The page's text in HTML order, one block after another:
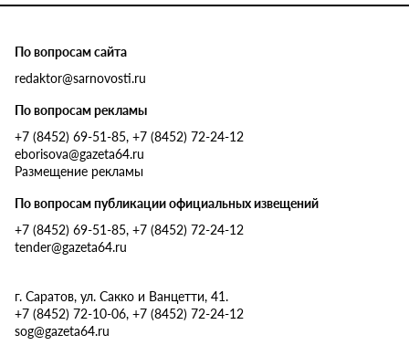
По вопросам сайта
redaktor@sarnovosti.ru
По вопросам рекламы
+7 (8452) 69-51-85, +7 (8452) 72-24-12
eborisova@gazeta64.ru
Размещение рекламы
По вопросам публикации официальных извещений
+7 (8452) 69-51-85, +7 (8452) 72-24-12
tender@gazeta64.ru
г. Саратов, ул. Сакко и Ванцетти, 41.
+7 (8452) 72-10-06, +7 (8452) 72-24-12
sog@gazeta64.ru